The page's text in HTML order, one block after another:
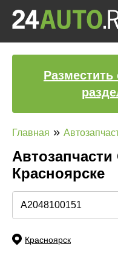
Главная »
Красноярске
Красноярск